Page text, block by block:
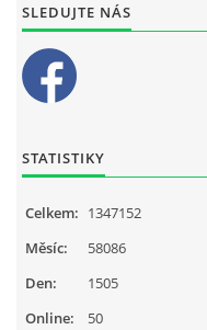
SLEDUJTE NÁS
STATISTIKY
Online: 50
Celkem: 1347152
Měsíc:
58086
Den:
1505